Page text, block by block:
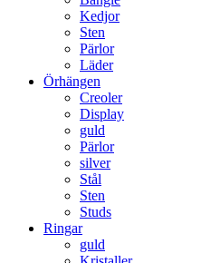
Kedjor
Sten
Pärlor
Läder
Örhängen
Creoler
Display
guld
Pärlor
silver
Stål
Sten
Studs
Ringar
guld